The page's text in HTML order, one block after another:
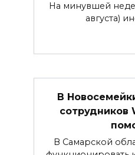
На минувшей
августа)
В
сотрудников
В Самарской